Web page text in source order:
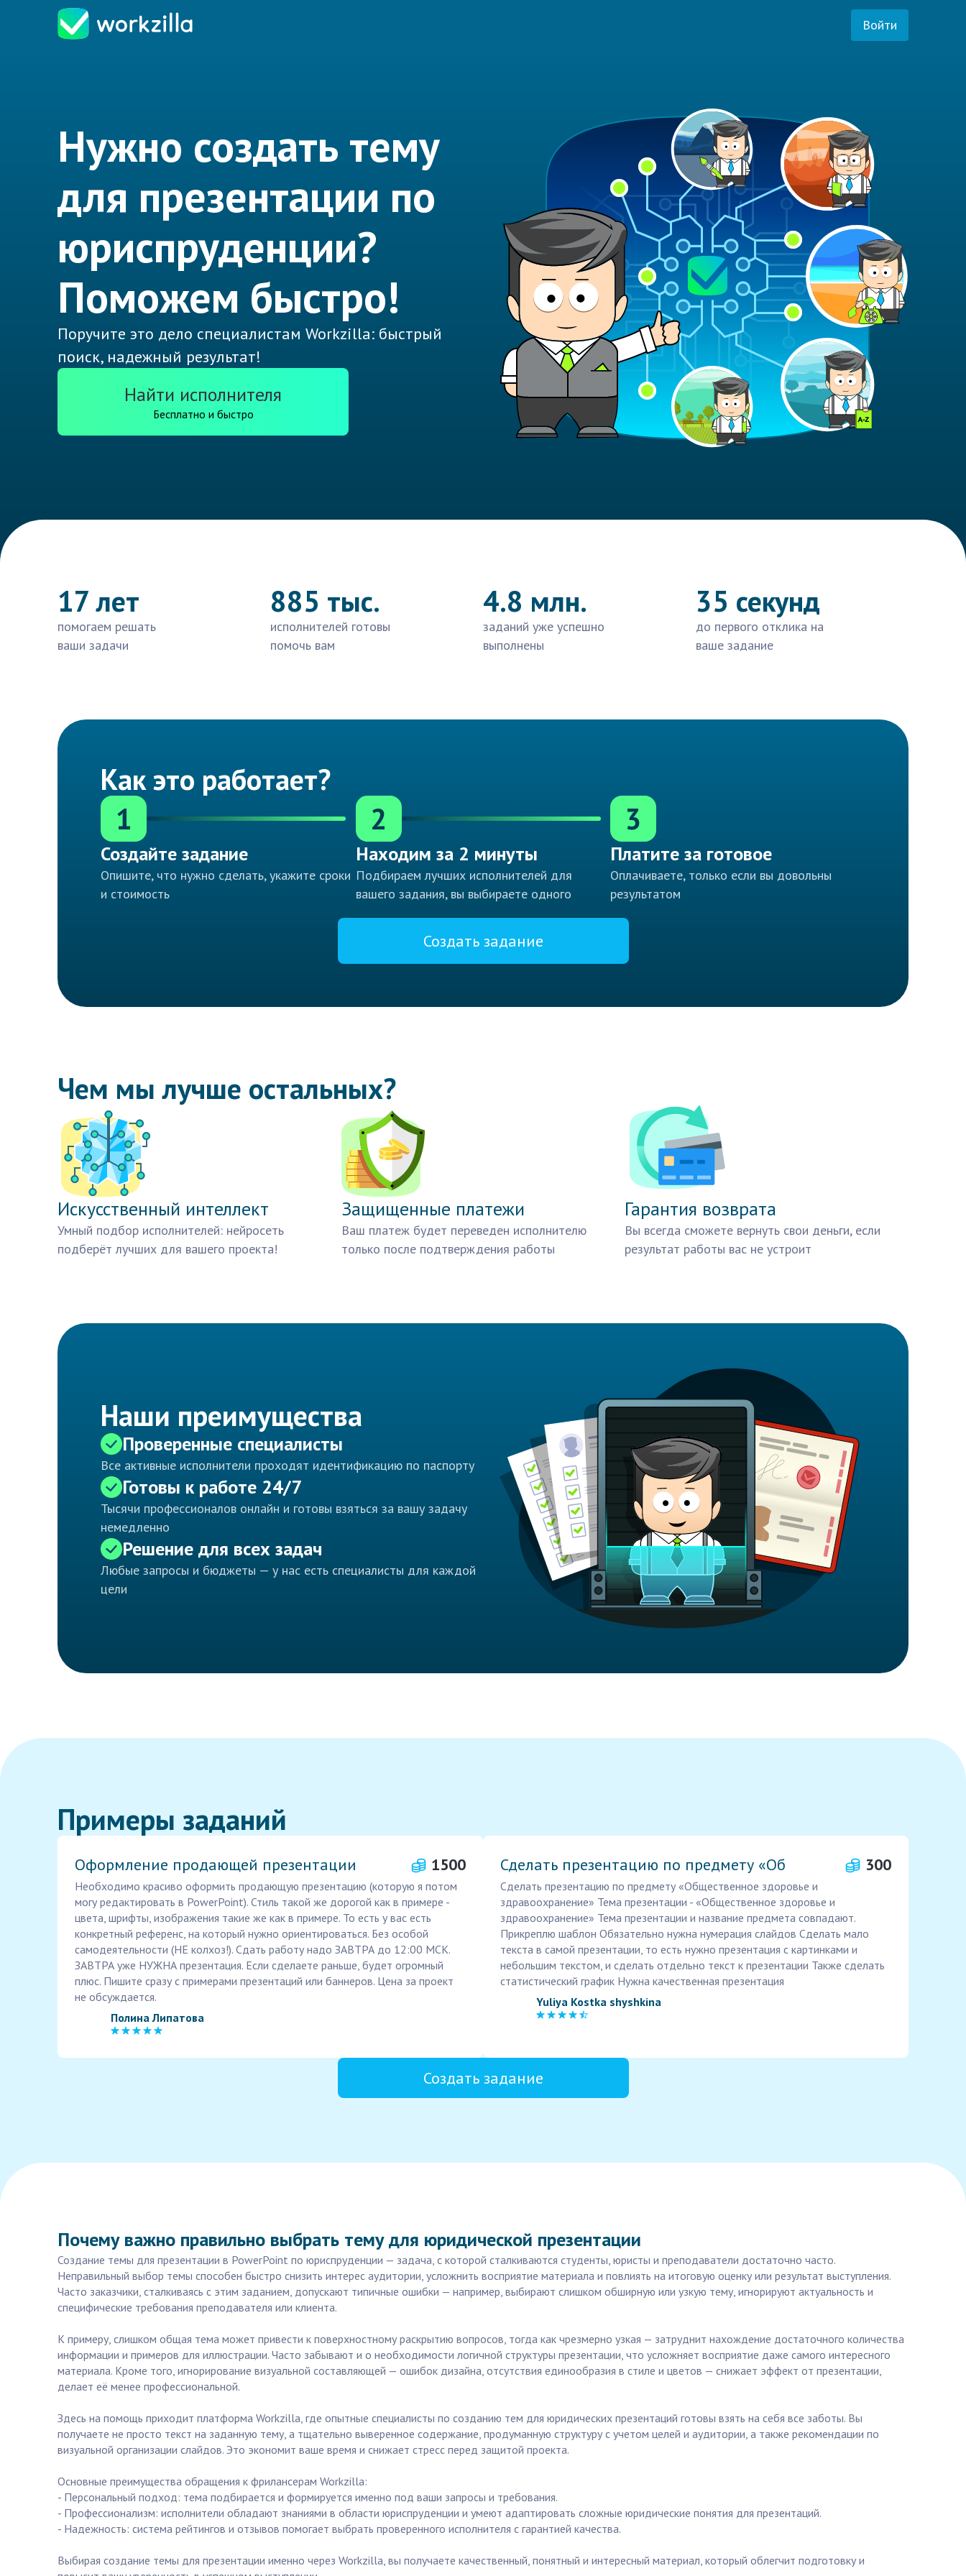
Войти
Нужно создать тему
для презентации по
юриспруденции?
Поможем быстро!
Поручите это дело специалистам Workzilla: быстрый
поиск, надежный результат!
Найти исполнителя
Бесплатно и быстро
17 лет
помогаем решать
ваши задачи
885 тыс.
исполнителей готовы
помочь вам
4.8 млн.
заданий уже успешно
выполнены
35 секунд
до первого отклика на
ваше задание
Как это работает?
1
Создайте задание
Опишите, что нужно сделать, укажите сроки
и стоимость
2
Находим за 2 минуты
Подбираем лучших исполнителей для
вашего задания, вы выбираете одного
3
Платите за готовое
Оплачиваете, только если вы довольны
результатом
Создать задание
Чем мы лучше остальных?
Искусственный интеллект
Умный подбор исполнителей: нейросеть
подберёт лучших для вашего проекта!
Защищенные платежи
Ваш платеж будет переведен исполнителю
только после подтверждения работы
Гарантия возврата
Вы всегда сможете вернуть свои деньги, если
результат работы вас не устроит
Наши преимущества
Проверенные специалисты
Все активные исполнители проходят идентификацию по паспорту
Готовы к работе 24/7
Тысячи профессионалов онлайн и готовы взяться за вашу задачу
немедленно
Решение для всех задач
Любые запросы и бюджеты — у нас есть специалисты для каждой
цели
Примеры заданий
Оформление продающей презентации 1500
Необходимо красиво оформить продающую презентацию (которую я потом
могу редактировать в PowerPoint). Стиль такой же дорогой как в примере -
цвета, шрифты, изображения такие же как в примере. То есть у вас есть
конкретный референс, на который нужно ориентироваться. Без особой
самодеятельности (НЕ колхоз!). Сдать работу надо ЗАВТРА до 12:00 МСК.
ЗАВТРА уже НУЖНА презентация. Если сделаете раньше, будет огромный
плюс. Пишите сразу с примерами презентаций или баннеров. Цена за проект
не обсуждается.
Полина Липатова
Сделать презентацию по предмету «Об 300
Сделать презентацию по предмету «Общественное здоровье и
здравоохранение» Тема презентации - «Общественное здоровье и
здравоохранение» Тема презентации и название предмета совпадают.
Прикреплю шаблон Обязательно нужна нумерация слайдов Сделать мало
текста в самой презентации, то есть нужно презентация с картинками и
небольшим текстом, и сделать отдельно текст к презентации Также сделать
статистический график Нужна качественная презентация
Yuliya Kostka shyshkina
Создать задание
Почему важно правильно выбрать тему для юридической презентации
Создание темы для презентации в PowerPoint по юриспруденции — задача, с которой сталкиваются студенты, юристы и преподаватели достаточно часто.
Неправильный выбор темы способен быстро снизить интерес аудитории, усложнить восприятие материала и повлиять на итоговую оценку или результат выступления.
Часто заказчики, сталкиваясь с этим заданием, допускают типичные ошибки — например, выбирают слишком обширную или узкую тему, игнорируют актуальность и
специфические требования преподавателя или клиента.
К примеру, слишком общая тема может привести к поверхностному раскрытию вопросов, тогда как чрезмерно узкая — затруднит нахождение достаточного количества
информации и примеров для иллюстрации. Часто забывают и о необходимости логичной структуры презентации, что усложняет восприятие даже самого интересного
материала. Кроме того, игнорирование визуальной составляющей — ошибок дизайна, отсутствия единообразия в стиле и цветов — снижает эффект от презентации,
делает её менее профессиональной.
Здесь на помощь приходит платформа Workzilla, где опытные специалисты по созданию тем для юридических презентаций готовы взять на себя все заботы. Вы
получаете не просто текст на заданную тему, а тщательно выверенное содержание, продуманную структуру с учетом целей и аудитории, а также рекомендации по
визуальной организации слайдов. Это экономит ваше время и снижает стресс перед защитой проекта.
Основные преимущества обращения к фрилансерам Workzilla:
- Персональный подход: тема подбирается и формируется именно под ваши запросы и требования.
- Профессионализм: исполнители обладают знаниями в области юриспруденции и умеют адаптировать сложные юридические понятия для презентаций.
- Надежность: система рейтингов и отзывов помогает выбрать проверенного исполнителя с гарантией качества.
Выбирая создание темы для презентации именно через Workzilla, вы получаете качественный, понятный и интересный материал, который облегчит подготовку и